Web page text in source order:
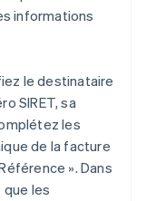
informations
le destinataire
SIRET, sa
les
de la facture
». Dans
que les